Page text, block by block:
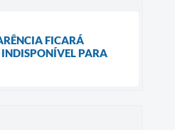
FICARÁ
PARA